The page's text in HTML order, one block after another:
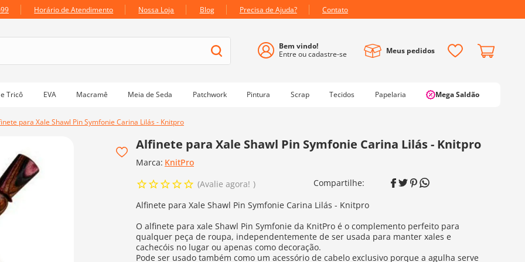
Horário de Atendimento Nossa Loja Blog Precisa de Ajuda? Contato
Meus pedidos
Tricô EVA Macramê Meia de Seda Patchwork Pintura Scrap Tecidos Papelaria Mega Saldão
para Xale Shawl Pin Symfonie Carina Lilás - Knitpro
Alfinete para Xale Shawl Pin Symfonie Carina Lilás - Knitpro
Marca: KnitPro
Avalie agora!
Alfinete para Xale Shawl Pin Symfonie Carina Lilás - Knitpro
O alfinete para xale Shawl Pin Symfonie da KnitPro é o complemento perfeito para
qualquer peça de roupa, independentemente de ser usada para manter xales e
cachecóis no lugar ou apenas como decoração.
Pode ser usado também como um acessório de cabelo exclusivo porque a agulha serve